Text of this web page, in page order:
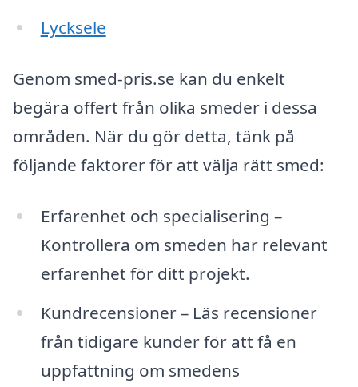
Lycksele
Genom smed-pris.se kan du enkelt
begära offert från olika smeder i dessa
områden. När du gör detta, tänk på
följande faktorer för att välja rätt smed:
Erfarenhet och specialisering –
Kontrollera om smeden har relevant
erfarenhet för ditt projekt.
Kundrecensioner – Läs recensioner
från tidigare kunder för att få en
uppfattning om smedens